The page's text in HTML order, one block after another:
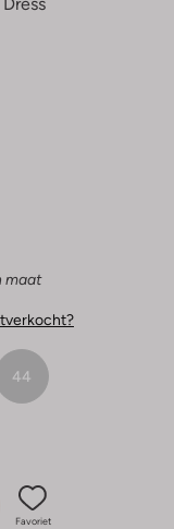
maat
44
Favoriet